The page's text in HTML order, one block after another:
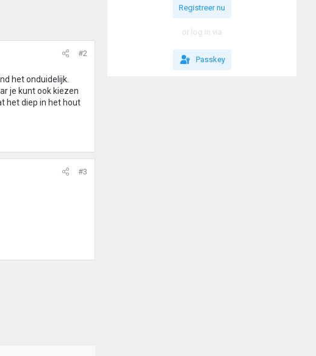
#2
het onduidelijk.
je kunt ook kiezen
het diep in het hout
#3
Registreer nu
or log in via
Passkey